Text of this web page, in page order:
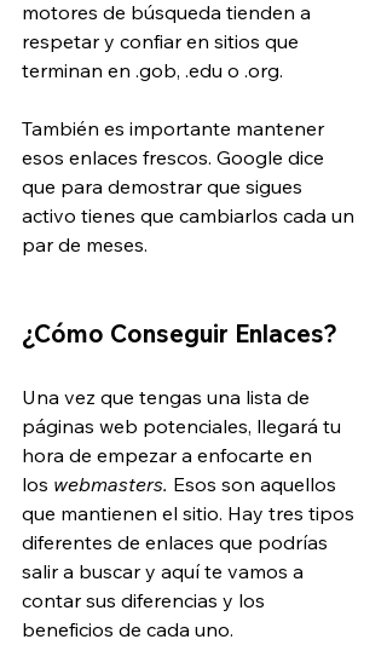
motores de búsqueda tienden a
respetar y confiar en sitios que
terminan en .gob, .edu o .org.
También es importante mantener
esos enlaces frescos. Google dice
que para demostrar que sigues
activo tienes que cambiarlos cada un
par de meses.
¿Cómo Conseguir Enlaces?
Una vez que tengas una lista de
páginas web potenciales, llegará tu
hora de empezar a enfocarte en
los webmasters. Esos son aquellos
que mantienen el sitio. Hay tres tipos
diferentes de enlaces que podrías
salir a buscar y aquí te vamos a
contar sus diferencias y los
beneficios de cada uno.